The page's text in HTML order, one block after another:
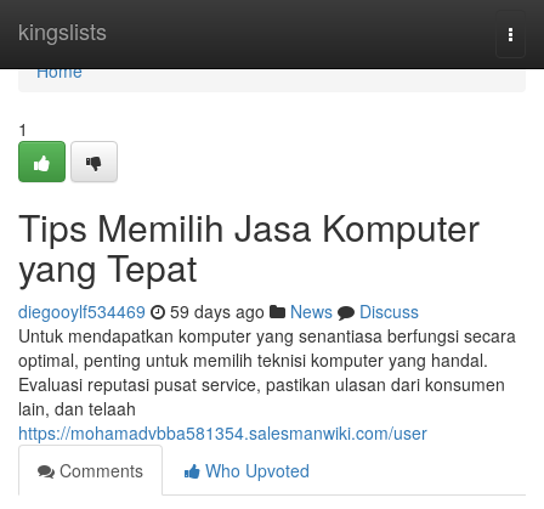
kingslists
Home
Home
1
Tips Memilih Jasa Komputer
yang Tepat
diegooylf534469 59 days ago News
Discuss
Untuk mendapatkan komputer yang senantiasa berfungsi secara
optimal, penting untuk memilih teknisi komputer yang handal.
Evaluasi reputasi pusat service, pastikan ulasan dari konsumen
lain, dan telaah
https://mohamadvbba581354.salesmanwiki.com/user
Comments
Who Upvoted